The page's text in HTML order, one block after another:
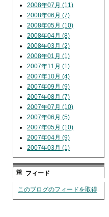
2008年07月 (11)
2008年06月 (7)
2008年05月 (10)
2008年04月 (8)
2008年03月 (2)
2008年01月 (1)
2007年11月 (1)
2007年10月 (4)
2007年09月 (9)
2007年08月 (7)
2007年07月 (10)
2007年06月 (5)
2007年05月 (10)
2007年04月 (9)
2007年03月 (1)
フィード
このブログのフィードを取得